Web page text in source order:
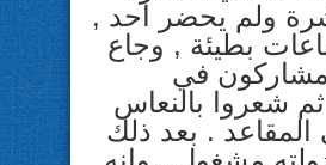
ولم يحضر احد ,
بطيئة , وجاع
في
شعروا بالنعاس
المقاعد . بعد ذلك